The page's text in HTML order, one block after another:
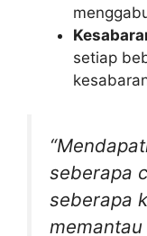
setiap
seberapa
seberapa